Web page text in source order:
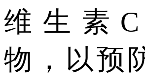
维生素
物，以预